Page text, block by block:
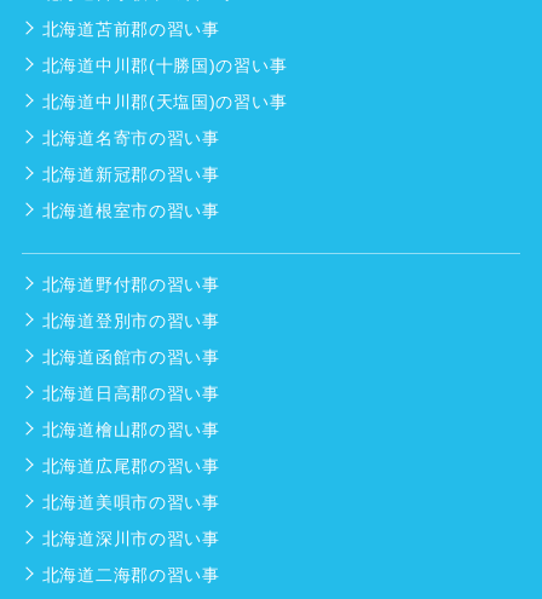
北海道苫前郡の習い事
北海道中川郡(十勝国)の習い事
北海道中川郡(天塩国)の習い事
北海道名寄市の習い事
北海道新冠郡の習い事
北海道根室市の習い事
北海道野付郡の習い事
北海道登別市の習い事
北海道函館市の習い事
北海道日高郡の習い事
北海道檜山郡の習い事
北海道広尾郡の習い事
北海道美唄市の習い事
北海道深川市の習い事
北海道二海郡の習い事